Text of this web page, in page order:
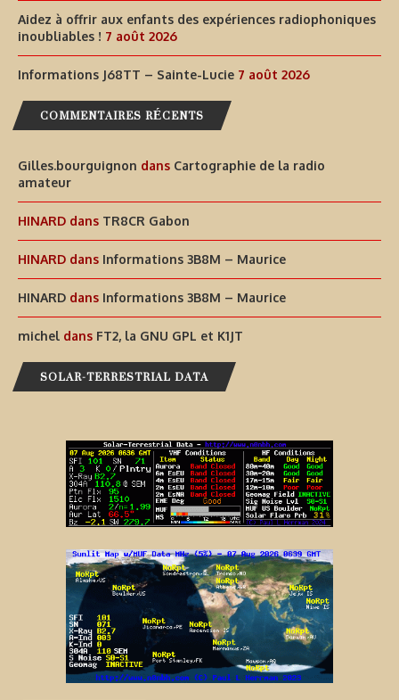
Aidez à offrir aux enfants des expériences radiophoniques
inoubliables ! 7 août 2026
Informations J68TT – Sainte-Lucie 7 août 2026
COMMENTAIRES RÉCENTS
Gilles.bourguignon dans Cartographie de la radio
amateur
HINARD dans TR8CR Gabon
HINARD dans Informations 3B8M – Maurice
HINARD dans Informations 3B8M – Maurice
michel dans FT2, la GNU GPL et K1JT
SOLAR-TERRESTRIAL DATA